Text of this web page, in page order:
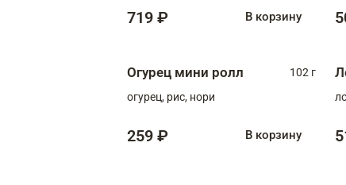
719 ₽ В корзину
Огурец мини ролл
102 г
огурец, рис, нори
259 ₽ В корзину